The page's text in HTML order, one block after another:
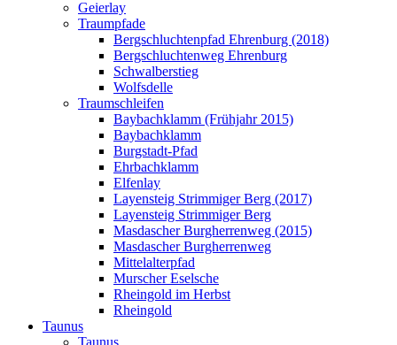
Geierlay
Traumpfade
Bergschluchtenpfad Ehrenburg (2018)
Bergschluchtenweg Ehrenburg
Schwalberstieg
Wolfsdelle
Traumschleifen
Baybachklamm (Frühjahr 2015)
Baybachklamm
Burgstadt-Pfad
Ehrbachklamm
Elfenlay
Layensteig Strimmiger Berg (2017)
Layensteig Strimmiger Berg
Masdascher Burgherrenweg (2015)
Masdascher Burgherrenweg
Mittelalterpfad
Murscher Eselsche
Rheingold im Herbst
Rheingold
Taunus
Taunus